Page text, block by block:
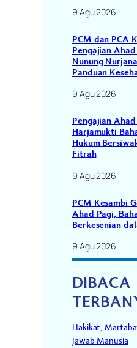
9 Agu 2026
PCM dan PCA
Pengajian
Nunung
Panduan
9 Agu 2026
Pengajian
Harjamukti
Hukum
Fitrah
9 Agu 2026
PCM Kesambi
Ahad Pagi,
Berkesenian
9 Agu 2026
DIBACA
Hakikat,
Jawab Manusia